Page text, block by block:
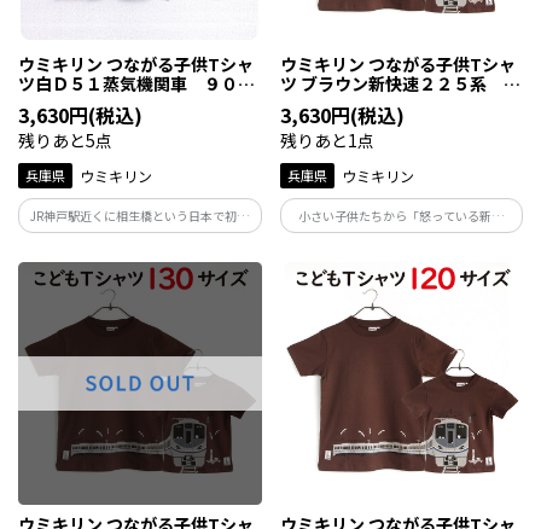
ウミキリン つながる子供Tシャ
ツ白Ｄ５１蒸気機関車 ９０ｃ
3,630円(税込)
残りあと5点
兵庫県 ウミキリン
JR神戸駅近くに相生橋という日本で初め
て線路の上をまたぐ跨線橋があった事か
らこの地に展示されたD51。その跨線橋を
走るD51と神戸の風景をいれたデザイン
に！親子でつながって神戸駅のD51を見に
行こう。
ウミキリン つながる子供Tシャ
ツ ブラウン新快速２２５系 １
４０ｃｍ
3,630円(税込)
残りあと1点
兵庫県 ウミキリン
小さい子供たちから「怒っている新快
速！」で人気の225系は在来線で一番速い
走る電車ですので、ぜひ親子でTシャツを
着て写真を撮ってくださいね。
ウミキリン つながる子供Tシャ
ウミキリン つながる子供Tシャ